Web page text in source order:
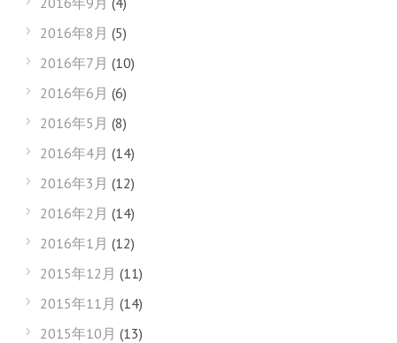
2016年8月 (5)
2016年7月 (10)
2016年6月 (6)
2016年5月 (8)
2016年4月 (14)
2016年3月 (12)
2016年2月 (14)
2016年1月 (12)
2015年12月 (11)
2015年11月 (14)
2015年10月 (13)